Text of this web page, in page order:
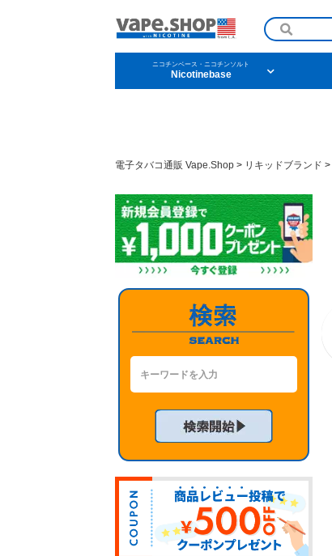
メンソール
ニコチンベース・ニコチンソルト
Nicotinebase
電子タバコ通販 Vape.Shop > リキッドブランド >